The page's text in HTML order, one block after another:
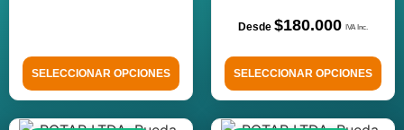
SELECCIONAR OPCIONES
$180.000
SELECCIONAR OPCIONES